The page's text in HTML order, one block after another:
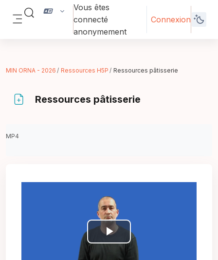
Passer au contenu principal
Panneau latéral
Activer/désactiver la saisie de recherche
Vous êtes
connecté
anonymement
Connexion
MIN ORNA - 2026 Ressources H5P Ressources pâtisserie
Ressources pâtisserie
MP4
Lire